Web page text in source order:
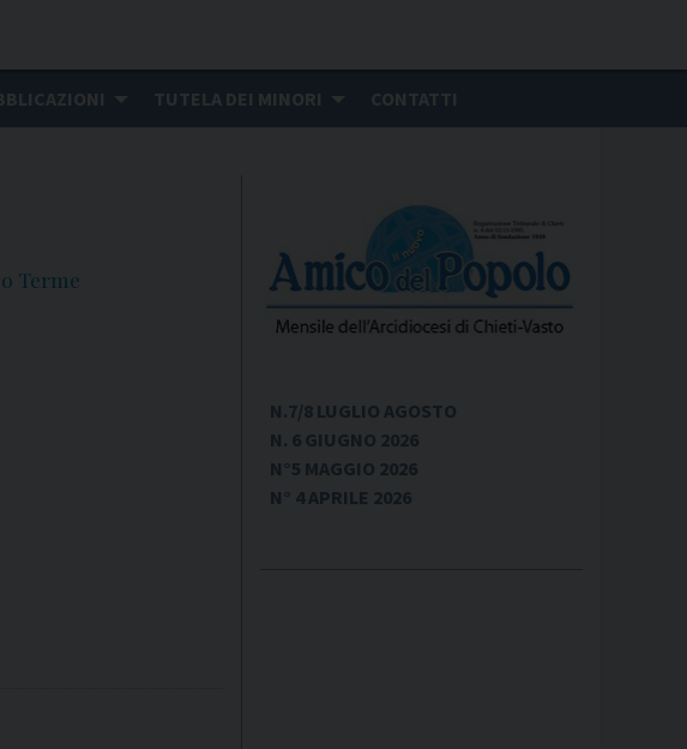
TUTELA DEI MINORI CONTATTI
Terme
N.7/8 LUGLIO AGOSTO
N. 6 GIUGNO 2026
N°5 MAGGIO 2026
N° 4 APRILE 2026